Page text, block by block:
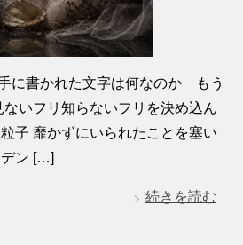
に書かれた文字は何なのか もう
ないフリ知らないフリを決め込ん
子 靡かずにいられたことを塞い
デン […]
続きを読む